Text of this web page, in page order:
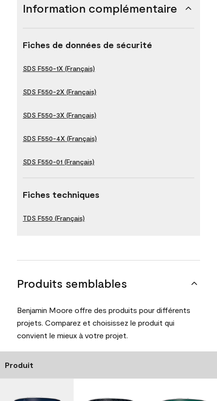
Information complémentaire
Fiches de données de sécurité
SDS F550-1X (Français)
SDS F550-2X (Français)
SDS F550-3X (Français)
SDS F550-4X (Français)
SDS F550-01 (Français)
Fiches techniques
TDS F550 (Français)
Produits semblables
Benjamin Moore offre des produits pour différents
projets. Comparez et choisissez le produit qui
convient le mieux à votre projet.
Produit